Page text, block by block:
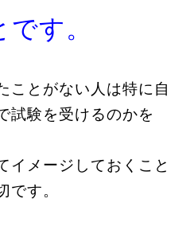
す。
ことがない人は特に自
試験を受けるのかを
イメージしておくこと
です。